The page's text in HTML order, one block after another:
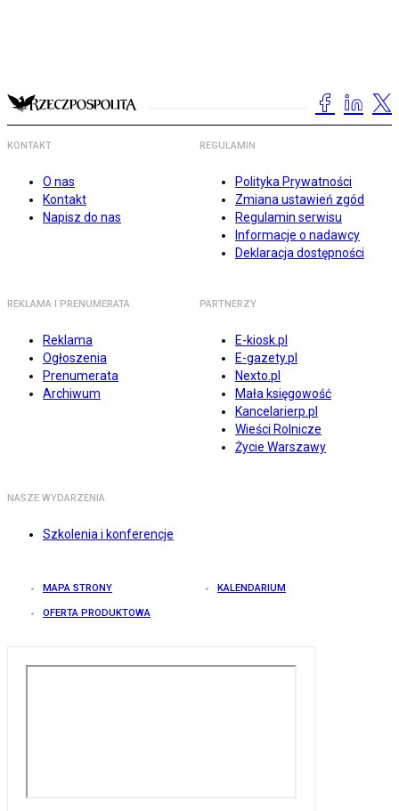
KONTAKT
O nas
Kontakt
Napisz do nas
REGULAMIN
Polityka Prywatności
Zmiana ustawień zgód
Regulamin serwisu
Informacje o nadawcy
Deklaracja dostępności
REKLAMA I PRENUMERATA
Reklama
Ogłoszenia
Prenumerata
Archiwum
PARTNERZY
E-kiosk.pl
E-gazety.pl
Nexto.pl
Mała księgowość
Kancelarierp.pl
Wieści Rolnicze
Życie Warszawy
NASZE WYDARZENIA
Szkolenia i konferencje
MAPA STRONY KALENDARIUM
OFERTA PRODUKTOWA